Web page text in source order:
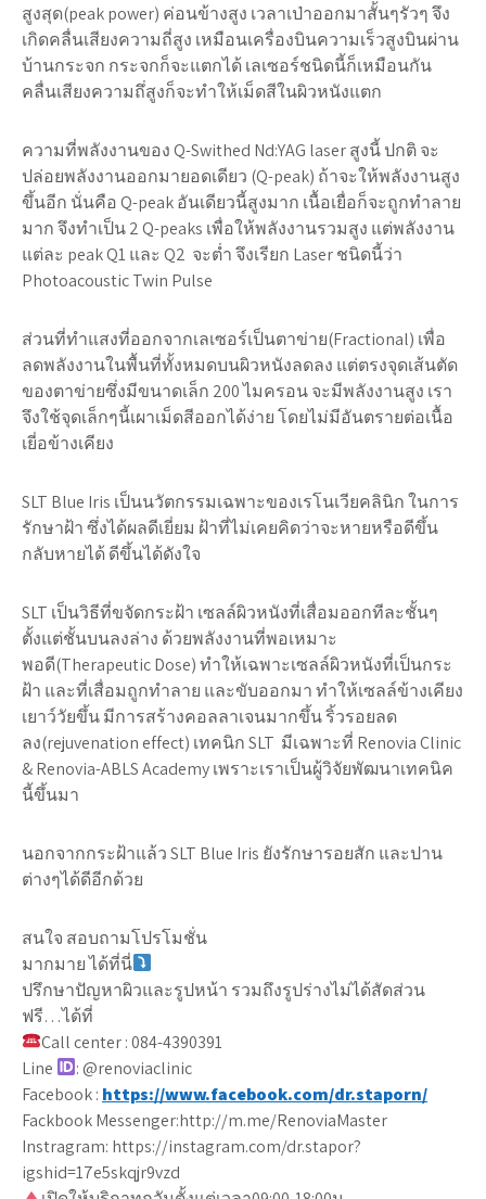
สูงสุด(peak power) ค่อนข้างสูง เวลาเป่าออกมาสั้นๆรัวๆ จึง
เกิดคลื่นเสียงความถี่สูง เหมือนเครื่องบินความเร็วสูงบินผ่าน
บ้านกระจก กระจกก็จะแตกได้ เลเซอร์ชนิดนี้ก็เหมือนกัน
คลื่นเสียงความถึ่สูงก็จะทำให้เม็ดสีในผิวหนังแตก
ความที่พลังงานของ Q-Swithed Nd:YAG laser สูงนี้ ปกติ จะ
ปล่อยพลังงานออกมายอดเดียว (Q-peak) ถ้าจะให้พลังงานสูง
ขึ้นอีก นั่นคือ Q-peak อันเดียวนี้สูงมาก เนื้อเยื่อก็จะถูกทำลาย
มาก จึงทำเป็น 2 Q-peaks เพื่อให้พลังงานรวมสูง แต่พลังงาน
แต่ละ peak Q1 และ Q2 จะต่ำ จึงเรียก Laser ชนิดนี้ว่า
Photoacoustic Twin Pulse
ส่วนที่ทำแสงที่ออกจากเลเซอร์เป็นตาข่าย(Fractional) เพื่อ
ลดพลังงานในพื้นที่ทั้งหมดบนผิวหนังลดลง แต่ตรงจุดเส้นตัด
ของตาข่ายซึ่งมีขนาดเล็ก 200 ไมครอน จะมีพลังงานสูง เรา
จึงใช้จุดเล็กๆนี้เผาเม็ดสีออกได้ง่าย โดยไม่มีอันตรายต่อเนื้อ
เยี่อข้างเคียง
SLT Blue Iris เป็นนวัตกรรมเฉพาะของเรโนเวียคลินิก ในการ
รักษาฝ้า ซึ่งได้ผลดีเยี่ยม ฝ้าที่ไม่เคยคิดว่าจะหายหรือดีขึ้น
กลับหายได้ ดีขึ้นได้ดังใจ
SLT เป็นวิธีที่ขจัดกระฝ้า เซลล์ผิวหนังที่เสื่อมออกทีละชั้นๆ
ตั้งแต่ชั้นบนลงล่าง ด้วยพลังงานที่พอเหมาะ
พอดี(Therapeutic Dose) ทำให้เฉพาะเซลล์ผิวหนังที่เป็นกระ
ฝ้า และที่เสื่อมถูกทำลาย และขับออกมา ทำให้เซลล์ข้างเคียง
เยาว์วัยขึ้น มีการสร้างคอลลาเจนมากขึ้น ริ้วรอยลด
ลง(rejuvenation effect) เทคนิก SLT มีเฉพาะที่ Renovia Clinic
& Renovia-ABLS Academy เพราะเราเป็นผู้วิจัยพัฒนาเทคนิค
นี้ขึ้นมา
นอกจากกระฝ้าแล้ว SLT Blue Iris ยังรักษารอยสัก และปาน
ต่างๆได้ดีอีกด้วย
สนใจ สอบถามโปรโมชั่น
มากมาย ได้ที่นี่
ปรึกษาปัญหาผิวและรูปหน้า รวมถึงรูปร่างไม่ได้สัดส่วน
ฟรี…ได้ที่
Call center : 084-4390391
Line
️: @renoviaclinic
Facebook : https://www.facebook.com/dr.staporn/
Fackbook Messenger:http://m.me/RenoviaMaster
Instragram: https://instagram.com/dr.stapor?
igshid=17e5skqjr9vzd